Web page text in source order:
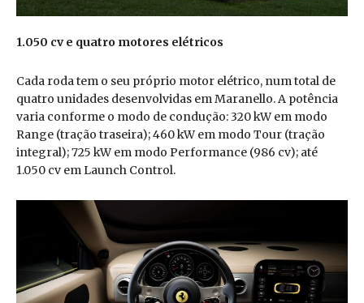
1.050 cv e quatro motores elétricos
Cada roda tem o seu próprio motor elétrico, num total de
quatro unidades desenvolvidas em Maranello. A potência
varia conforme o modo de condução: 320 kW em modo
Range (tração traseira); 460 kW em modo Tour (tração
integral); 725 kW em modo Performance (986 cv); até
1.050 cv em Launch Control.